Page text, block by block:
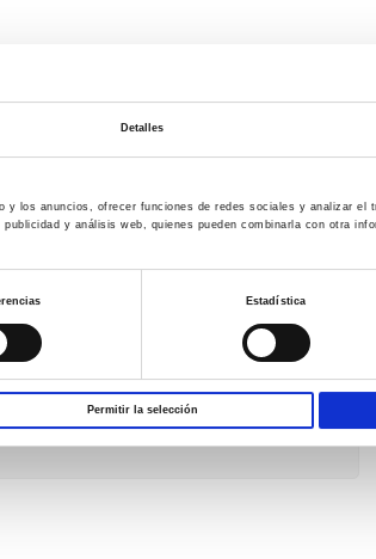
Detalles
los anuncios, ofrecer funciones de redes sociales y analizar el
y análisis web, quienes pueden combinarla con otra
Estadística
Permitir la selección
FORMACIÓN ONLINE
profesionalalternando la
manera flexible y adaptándonos a tus
Infórmate